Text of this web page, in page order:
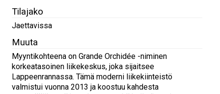
Tilajako
Jaettavissa
Muuta
Myyntikohteena on Grande Orchidée -niminen
korkeatasoinen liikekeskus, joka sijaitsee
Lappeenrannassa. Tämä moderni liikekiinteistö
valmistui vuonna 2013 ja koostuu kahdesta